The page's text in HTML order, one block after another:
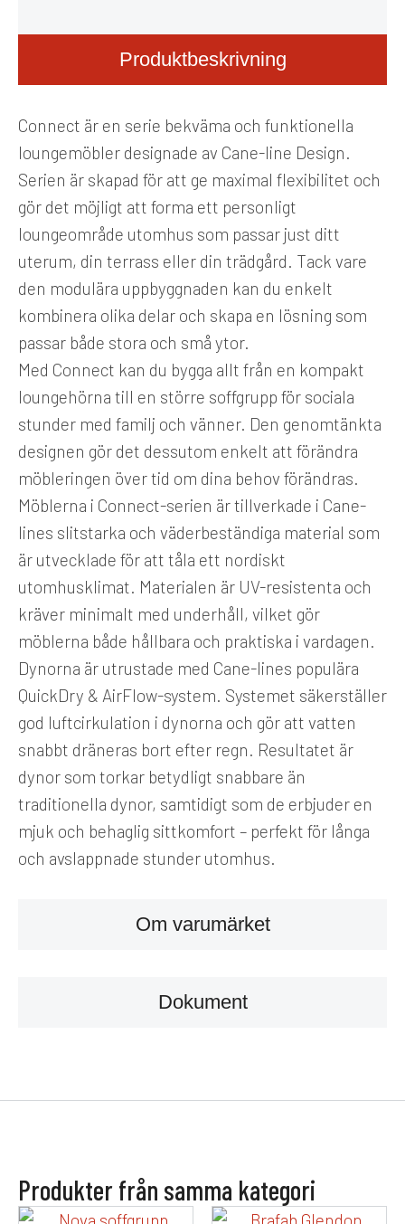
Produktbeskrivning
Om varumärket
Dokument
Connect är en serie bekväma och funktionella
loungemöbler designade av Cane-line Design.
Serien är skapad för att ge maximal flexibilitet och
gör det möjligt att forma ett personligt
loungeområde utomhus som passar just ditt
uterum, din terrass eller din trädgård. Tack vare
den modulära uppbyggnaden kan du enkelt
kombinera olika delar och skapa en lösning som
passar både stora och små ytor.
Med Connect kan du bygga allt från en kompakt
loungehörna till en större soffgrupp för sociala
stunder med familj och vänner. Den genomtänkta
designen gör det dessutom enkelt att förändra
möbleringen över tid om dina behov förändras.
Möblerna i Connect-serien är tillverkade i Cane-
lines slitstarka och väderbeständiga material som
är utvecklade för att tåla ett nordiskt
utomhusklimat. Materialen är UV-resistenta och
kräver minimalt med underhåll, vilket gör
möblerna både hållbara och praktiska i vardagen.
Dynorna är utrustade med Cane-lines populära
QuickDry & AirFlow-system. Systemet säkerställer
god luftcirkulation i dynorna och gör att vatten
snabbt dräneras bort efter regn. Resultatet är
dynor som torkar betydligt snabbare än
traditionella dynor, samtidigt som de erbjuder en
mjuk och behaglig sittkomfort – perfekt för långa
och avslappnade stunder utomhus.
Produkter från samma kategori